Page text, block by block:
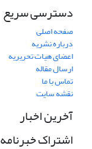
دسترسی سریع
صفحه اصلی
درباره نشریه
اعضای هیات تحریریه
ارسال مقاله
تماس با ما
نقشه سایت
آخرین اخبار
اشتراک خبرنامه